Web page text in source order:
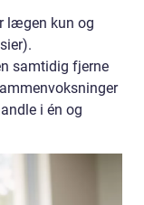
lægen kun og
samtidig fjerne
i én og